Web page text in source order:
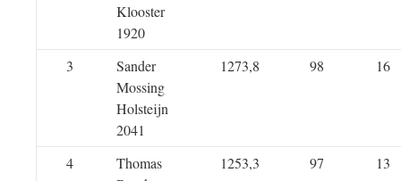
Klooster
1920
3
Sander
Mossing
Holsteijn
2041
1273,8 98 16
4
Thomas
1253,3 97 13